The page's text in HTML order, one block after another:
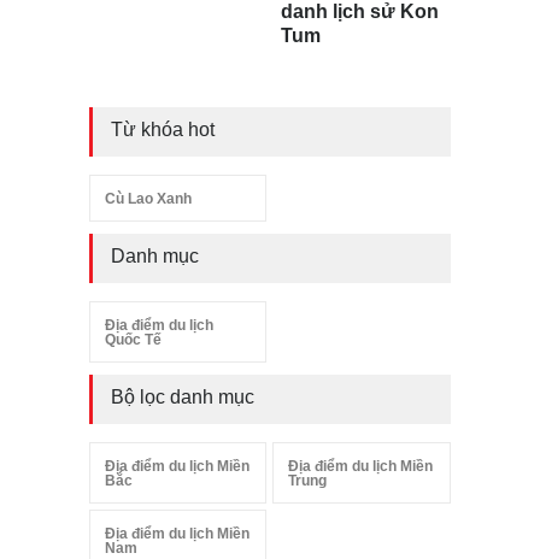
danh lịch sử Kon
Tum
Từ khóa hot
Cù Lao Xanh
Danh mục
Địa điểm du lịch
Quốc Tế
Bộ lọc danh mục
Địa điểm du lịch Miền
Bắc
Địa điểm du lịch Miền
Trung
Địa điểm du lịch Miền
Nam